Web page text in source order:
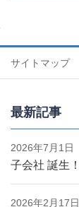
サイトマップ
最新記事
2026年7月1日
子会社 誕生！
2026年2月17日